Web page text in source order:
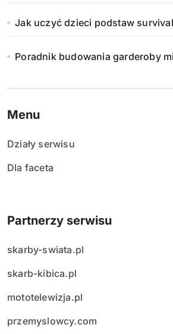
Jak uczyć dzieci podstaw
Poradnik budowania garderoby
Menu
Działy serwisu
Dla faceta
Partnerzy serwisu
skarby-swiata.pl
skarb-kibica.pl
mototelewizja.pl
przemyslowcy.com